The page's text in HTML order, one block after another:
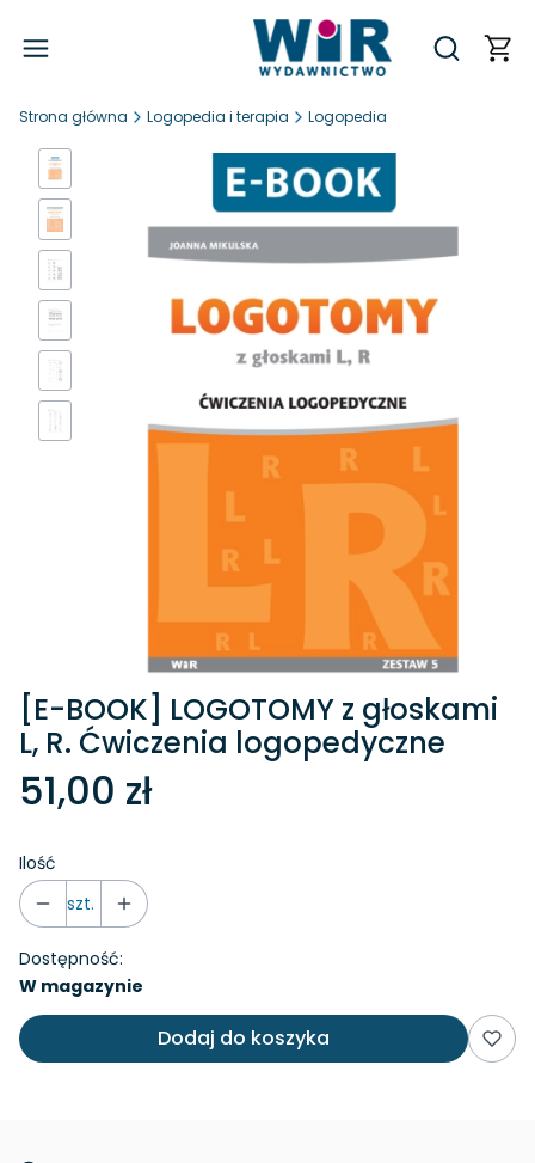
Otwórz
Strona główna Logopedia i terapia Logopedia
[E-BOOK] LOGOTOMY z głoskami
L, R. Ćwiczenia logopedyczne
51,00 zł
Ilość
szt.
Dostępność:
W magazynie
Dodaj do koszyka